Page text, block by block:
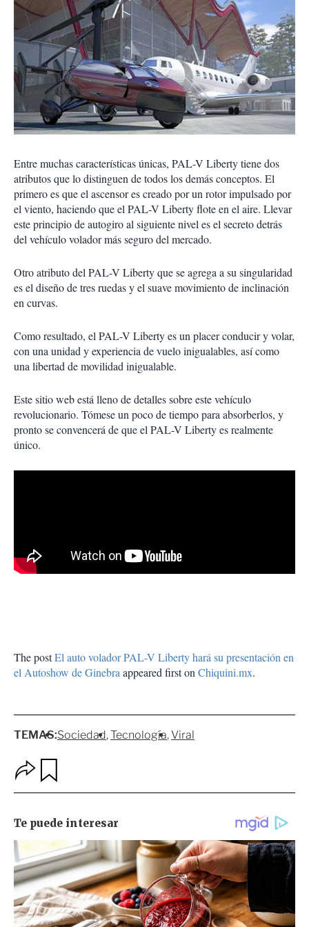
Entre muchas características únicas, PAL-V Liberty tiene dos
atributos que lo distinguen de todos los demás conceptos. El
primero es que el ascensor es creado por un rotor impulsado por
el viento, haciendo que el PAL-V Liberty flote en el aire. Llevar
este principio de autogiro al siguiente nivel es el secreto detrás
del vehículo volador más seguro del mercado.
Otro atributo del PAL-V Liberty que se agrega a su singularidad
es el diseño de tres ruedas y el suave movimiento de inclinación
en curvas.
Como resultado, el PAL-V Liberty es un placer conducir y volar,
con una unidad y experiencia de vuelo inigualables, así como
una libertad de movilidad inigualable.
Este sitio web está lleno de detalles sobre este vehículo
revolucionario. Tómese un poco de tiempo para absorberlos, y
pronto se convencerá de que el PAL-V Liberty es realmente
único.
The postEl auto volador PAL-V Liberty hará su presentación en
el Autoshow de Ginebra appeared first on Chiquini.mx.
TEMAS:Sociedad Tecnología Viral
p
i
o
n
e
s
d
r
a
r